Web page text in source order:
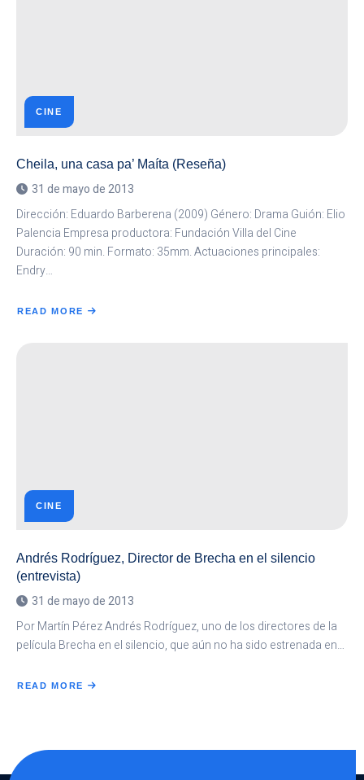
CINE
Cheila, una casa pa’ Maíta (Reseña)
31 de mayo de 2013
Dirección: Eduardo Barberena (2009) Género: Drama Guión: Elio
Palencia Empresa productora: Fundación Villa del Cine
Duración: 90 min. Formato: 35mm. Actuaciones principales:
Endry…
READ MORE
ABOUT
CINE
Andrés Rodríguez, Director de Brecha en el silencio
(entrevista)
31 de mayo de 2013
Por Martín Pérez Andrés Rodríguez, uno de los directores de la
película Brecha en el silencio, que aún no ha sido estrenada en…
READ MORE
ABOUT
SILENCIO
(ENTREVISTA)